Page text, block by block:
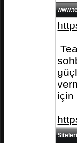
için